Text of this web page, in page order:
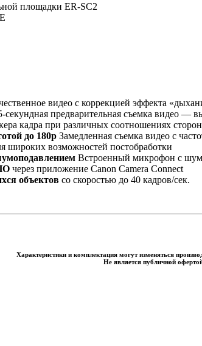
площадки ER-SC2
видео с коррекцией эффекта
секундная предварительная съемка видео —
кадра при различных соотношениях
до 180p Замедленная съемка видео с
широких возможностей постобработки
Встроенный микрофон с
через приложение Canon Camera Connect
объектов со скоростью до 40 кадров/сек.
Характеристики и комплектация могут изменяться
Не является публичной